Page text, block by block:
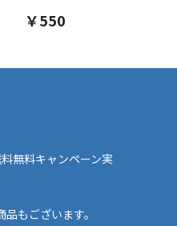
￥550
無料キャンペーン実
もございます。